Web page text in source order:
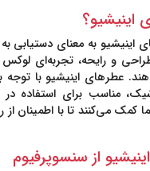
اینیشیو؟
اینیشیو به معنای دستیابی
و رایحه، تجربه‌ای
عطرهای اینیشیو با
مناسب برای استفاده
کمک می‌کنند تا با اطمینان
از سنسوپرفیوم